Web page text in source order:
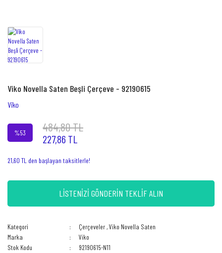
Viko Novella Saten Beşli Çerçeve - 92190615
Viko
%53 484,80 TL
227,86 TL
21,60 TL den başlayan taksitlerle!
LİSTENİZİ GÖNDERİN TEKLİF ALIN
Kategori Çerçeveler ,Viko Novella Saten
Marka
Viko
Stok Kodu
92190615-N11